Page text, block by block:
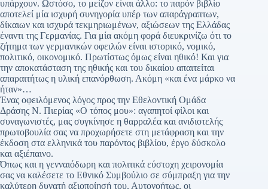
υπάρχουν. Ωστόσο, το μείζον είναι άλλο: το παρόν βιβλίο
αποτελεί μία ισχυρή συνηγορία υπέρ των απαράγραπτων,
δίκαιων και ισχυρά τεκμηριωμένων, αξιώσεων της Ελλάδας
έναντι της Γερμανίας. Για μία ακόμη φορά διευκρινίζω ότι το
ζήτημα των γερμανικών οφειλών είναι ιστορικό, νομικό,
πολιτικό, οικονομικό. Πρωτίστως όμως είναι ηθικό! Και για
την αποκατάσταση της ηθικής και του δικαίου απαιτείται
απαραιτήτως η υλική επανόρθωση. Ακόμη «και ένα μάρκο να
ήταν»…
Ένας οφειλόμενος λόγος προς την Εθελοντική Ομάδα
Δράσης Ν. Πιερίας «Ο τόπος μου»: αγαπητοί φίλοι και
συναγωνιστές, μας συγκίνησε η θαρραλέα και ανιδιοτελής
πρωτοβουλία σας να προχωρήσετε στη μετάφραση και την
έκδοση στα ελληνικά του παρόντος βιβλίου, έργο δύσκολο
και αξιέπαινο.
Όπως και η γενναιόδωρη και πολιτικά εύστοχη χειρονομία
σας να καλέσετε το Εθνικό Συμβούλιο σε σύμπραξη για την
καλύτερη δυνατή αξιοποίησή του. Αυτονοήτως, οι